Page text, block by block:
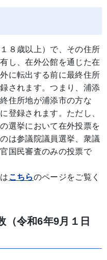
８歳以上）で、その住所
し、在外公館を通じた在
に転出する前に最終住所
されます。つまり、浦添
住所地が浦添市の方な
登録されます。ただし、
選挙において在外投票を
は参議院議員選挙、衆議
国民審査のみの投票で
こちらのページをご覧く
（令和6年9月１日